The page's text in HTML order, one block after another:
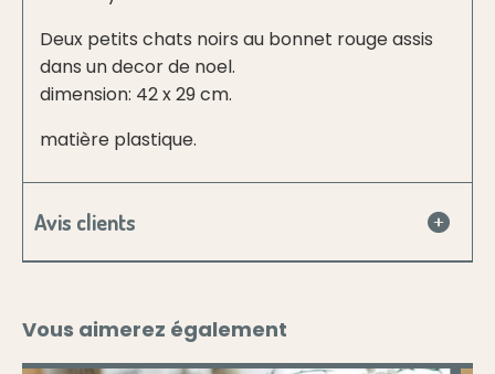
Deux petits chats noirs au bonnet rouge assis
dans un decor de noel.
dimension: 42 x 29 cm.
matière plastique.
Avis clients
Vous aimerez également